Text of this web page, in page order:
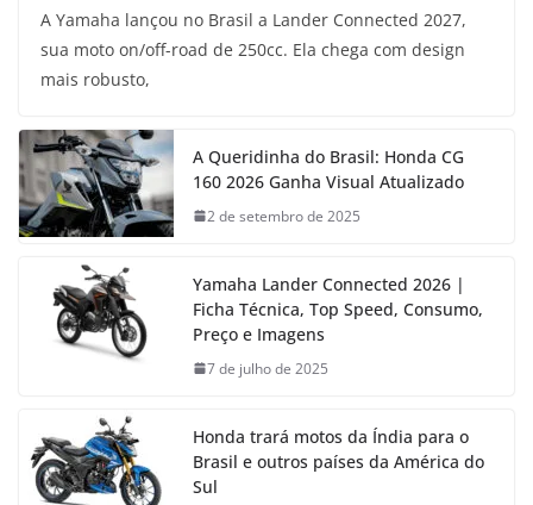
A Yamaha lançou no Brasil a Lander Connected 2027,
sua moto on/off-road de 250cc. Ela chega com design
mais robusto,
A Queridinha do Brasil: Honda CG
160 2026 Ganha Visual Atualizado
2 de setembro de 2025
Yamaha Lander Connected 2026 |
Ficha Técnica, Top Speed, Consumo,
Preço e Imagens
7 de julho de 2025
Honda trará motos da Índia para o
Brasil e outros países da América do
Sul